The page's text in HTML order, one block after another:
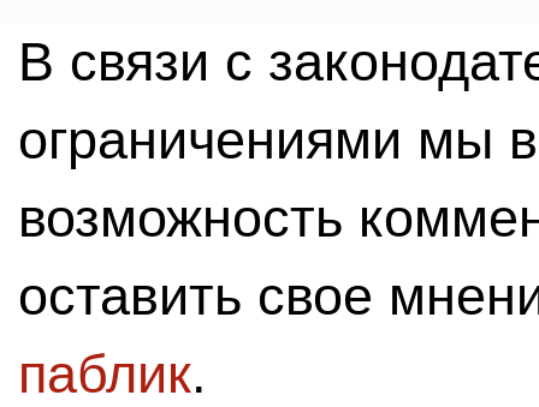
В связи с
ограничениями мы
возможность
оставить свое
паблик.